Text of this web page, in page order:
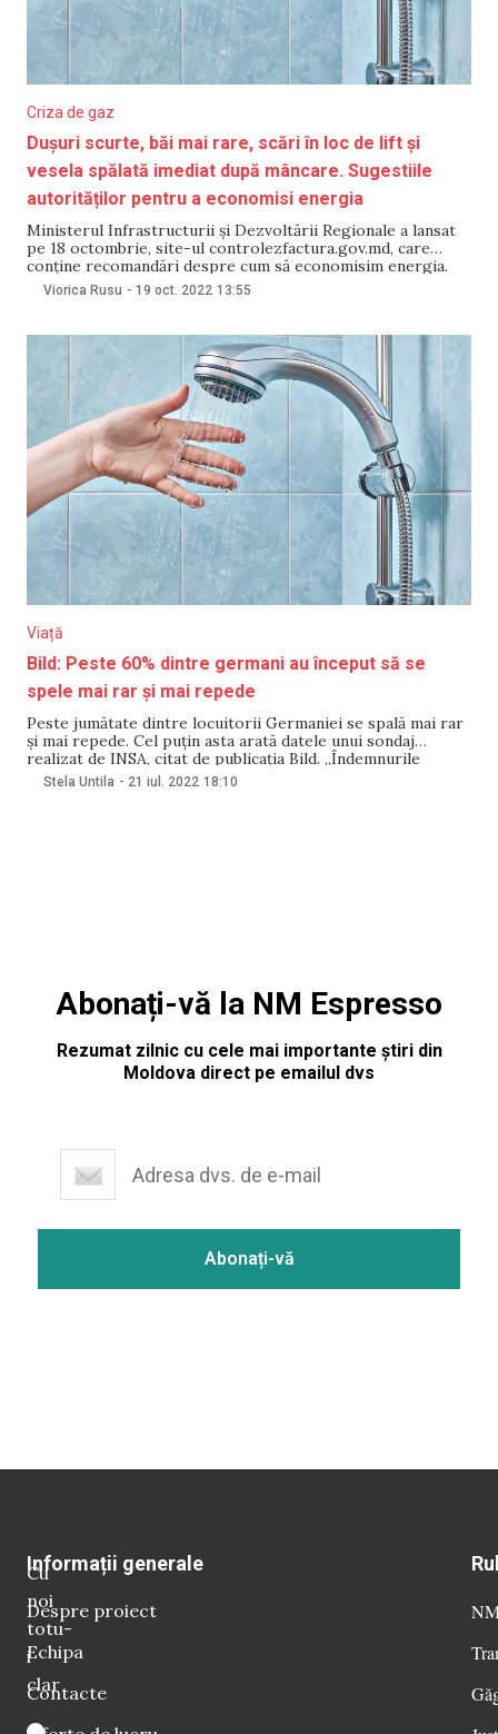
Criza de gaz
Dușuri scurte, băi mai rare, scări în loc de lift și
vesela spălată imediat după mâncare. Sugestiile
autorităților pentru a economisi energia
Ministerul Infrastructurii și Dezvoltării Regionale a lansat
pe 18 octombrie, site-ul controlezfactura.gov.md, care
conține recomandări despre cum să economisim energia.
Autoritățile ne spun că în contextul crizei energetice
ocazie. Până a ajunge
Viorica Rusu - 19 oct. 2022 13:55
Viață
Bild: Peste 60% dintre germani au început să se
spele mai rar și mai repede
Peste jumătate dintre locuitorii Germaniei se spală mai rar
și mai repede. Cel puțin asta arată datele unui sondaj
realizat de INSA, citat de publicația Bild. „Îndemnurile
coaliției semafor (roșu – social-democrații, galben – liberalii
Stela Untila - 21 iul. 2022 18:10
Abonați-vă la NM Espresso
Rezumat zilnic cu cele mai importante știri din
Moldova direct pe emailul dvs
Cu
noi
totu-
i
clar
Informații generale
Despre proiect
Echipa
Contacte